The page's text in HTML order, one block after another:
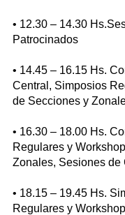
• 12.30 – 14.30
Patrocinados
• 14.45 – 16.15 Hs.
Central, Simposios
de Secciones y
• 16.30 – 18.00 Hs.
Regulares y
Zonales, Sesiones
• 18.15 – 19.45 Hs.
Regulares y